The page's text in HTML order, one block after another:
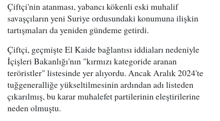
Çiftçi'nin atanması, yabancı kökenli eski muhalif
savaşçıların yeni Suriye ordusundaki konumuna ilişkin
tartışmaları da yeniden gündeme getirdi.
Çiftçi, geçmişte El Kaide bağlantısı iddiaları nedeniyle
İçişleri Bakanlığı'nın "kırmızı kategoride aranan
teröristler" listesinde yer alıyordu. Ancak Aralık 2024'te
tuğgeneralliğe yükseltilmesinin ardından adı listeden
çıkarılmış, bu karar muhalefet partilerinin eleştirilerine
neden olmuştu.